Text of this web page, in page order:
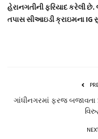
હેરાનગતીની ફરિયાદ કરેલી
તપાસ સીઆઇડી ક્રાઇમના IG
ગાંધીનગરમાં ફરજ બજાવતા